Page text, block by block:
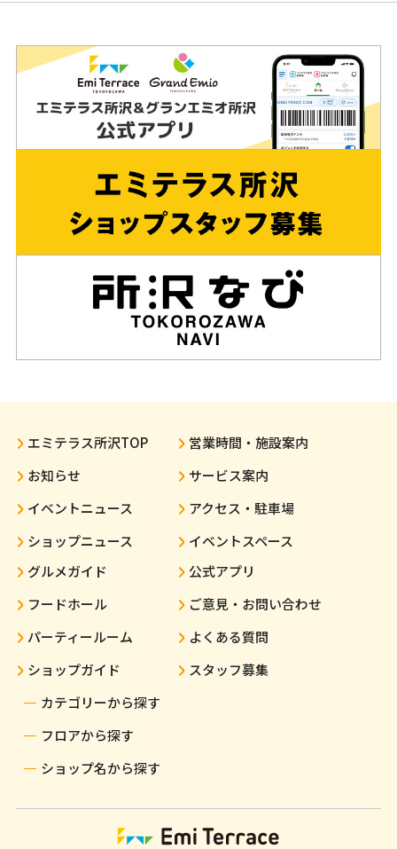
エミテラス所沢TOP
お知らせ
イベントニュース
ショップニュース
グルメガイド
フードホール
パーティールーム
ショップガイド
カテゴリーから探す
フロアから探す
ショップ名から探す
営業時間・施設案内
サービス案内
アクセス・駐車場
イベントスペース
公式アプリ
ご意見・お問い合わせ
よくある質問
スタッフ募集